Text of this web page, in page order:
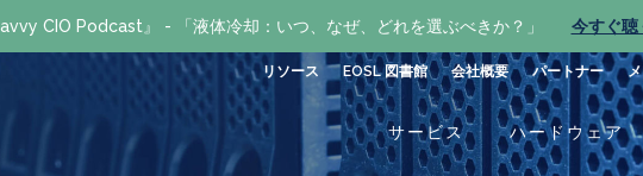
CIO Podcast』 - 「液体冷却：いつ、なぜ、どれを選ぶべきか？」 今すぐ聴
リソース EOSL 図書館 会社概要 パートナー
サービス ハードウェア